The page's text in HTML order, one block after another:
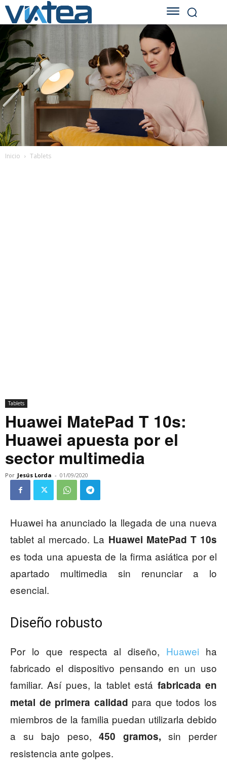
Inicio Tablets
Tablets
Huawei MatePad T 10s:
Huawei apuesta por el
sector multimedia
Por Jesús Lorda - 01/09/2020
Huawei ha anunciado la llegada de una nueva
tablet al mercado. La Huawei MatePad T 10s
es toda una apuesta de la firma asiática por el
apartado multimedia sin renunciar a lo
esencial.
Diseño robusto
Por lo que respecta al diseño, Huawei ha
fabricado el dispositivo pensando en un uso
familiar. Así pues, la tablet está fabricada en
metal de primera calidad para que todos los
miembros de la familia puedan utilizarla debido
a su bajo peso,450 gramos, sin perder
resistencia ante golpes.